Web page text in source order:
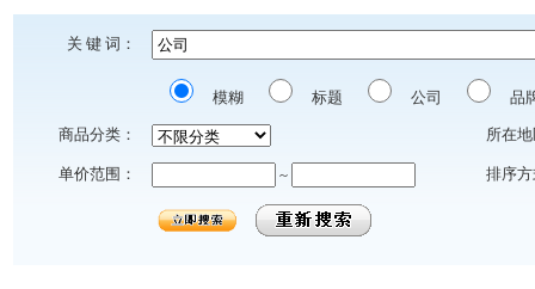
关 键 词：
模糊 标题 公司 品
商品分类： 所在
单价范围： ~ 排序